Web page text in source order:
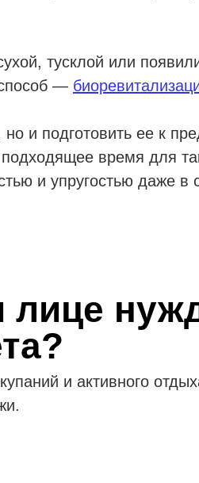
тусклой или
—
и подготовить ее к
время для
и упругостью даже
лице
и активного